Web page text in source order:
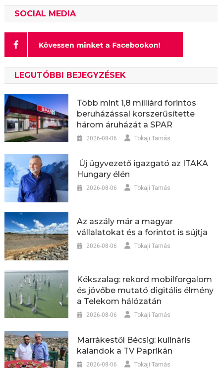
SOCIAL MEDIA
LEGUTÓBBI BEJEGYZÉSEK
Több mint 1,8 milliárd forintos
beruházással korszerűsítette
három áruházát a SPAR
2026-08-06 Tokaji Tamás
Új ügyvezető igazgató az ITAKA
Hungary élén
2026-08-06 Tokaji Tamás
Az aszály már a magyar
vállalatokat és a forintot is sújtja
2026-08-06 Tokaji Tamás
Kékszalag: rekord mobilforgalom
és jövőbe mutató digitális élmény
a Telekom hálózatán
2026-08-06 Tokaji Tamás
Marrákestől Bécsig: kulináris
kalandok a TV Paprikán
2026-08-06 Tokaji Tamás